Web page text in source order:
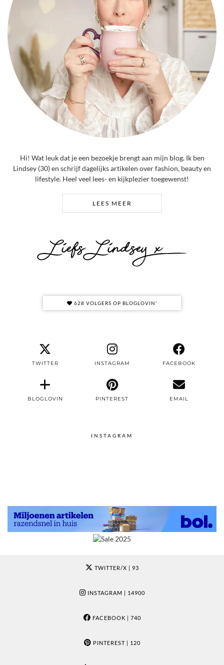
Hi! Wat leuk dat je een bezoekje brengt aan mijn blog. Ik ben
Lindsey (30) en schrijf dagelijks artikelen over fashion, beauty en
lifestyle. Heel veel lees- en kijkplezier toegewenst!
LEES MEER
628 VOLGERS OP BLOGLOVIN'
TWITTER INSTAGRAM FACEBOOK
BLOGLOVIN PINTEREST EMAIL
INSTAGRAM
TWITTER/X | 93
INSTAGRAM | 14900
FACEBOOK | 740
PINTEREST| 120